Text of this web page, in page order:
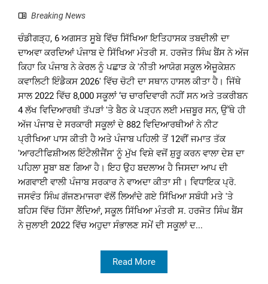
Breaking News
ਚੰਡੀਗੜ੍ਹ, 6 ਅਗਸਤ ਸੂਬੇ ਵਿੱਚ ਸਿੱਖਿਆ ਇਤਿਹਾਸਕ ਤਬਦੀਲੀ ਦਾ
ਦਾਅਵਾ ਕਰਦਿਆਂ ਪੰਜਾਬ ਦੇ ਸਿੱਖਿਆ ਮੰਤਰੀ ਸ. ਹਰਜੋਤ ਸਿੰਘ ਬੈਂਸ ਨੇ ਅੱਜ
ਕਿਹਾ ਕਿ ਪੰਜਾਬ ਨੇ ਕੇਰਲ ਨੂੰ ਪਛਾੜ ਕੇ 'ਨੀਤੀ ਆਯੋਗ ਸਕੂਲ ਐਜੂਕੇਸ਼ਨ
ਕਵਾਲਿਟੀ ਇੰਡੈਕਸ 2026' ਵਿੱਚ ਚੋਟੀ ਦਾ ਸਥਾਨ ਹਾਸਲ ਕੀਤਾ ਹੈ। ਜਿੱਥੇ
ਸਾਲ 2022 ਵਿੱਚ 8,000 ਸਕੂਲਾਂ ‘ਚ ਚਾਰਦਿਵਾਰੀ ਨਹੀਂ ਸਨ ਅਤੇ ਤਕਰੀਬਨ
4 ਲੱਖ ਵਿਦਿਆਰਥੀ ਤੱਪੜਾਂ 'ਤੇ ਬੈਠ ਕੇ ਪੜ੍ਹਨ ਲਈ ਮਜ਼ਬੂਰ ਸਨ, ਉੱਥੇ ਹੀ
ਅੱਜ ਪੰਜਾਬ ਦੇ ਸਰਕਾਰੀ ਸਕੂਲਾਂ ਦੇ 882 ਵਿਦਿਆਰਥੀਆਂ ਨੇ ਨੀਟ
ਪ੍ਰੀਖਿਆ ਪਾਸ ਕੀਤੀ ਹੈ ਅਤੇ ਪੰਜਾਬ ਪਹਿਲੀ ਤੋਂ 12ਵੀਂ ਜਮਾਤ ਤੱਕ
'ਆਰਟੀਫਿਸ਼ੀਅਲ ਇੰਟੈਲੀਜੈਂਸ' ਨੂੰ ਮੁੱਖ ਵਿਸ਼ੇ ਵਜੋਂ ਸ਼ੁਰੂ ਕਰਨ ਵਾਲਾ ਦੇਸ਼ ਦਾ
ਪਹਿਲਾ ਸੂਬਾ ਬਣ ਗਿਆ ਹੈ। ਇਹ ਉਹ ਬਦਲਾਅ ਹੈ ਜਿਸਦਾ ਆਪ ਦੀ
ਅਗਵਾਈ ਵਾਲੀ ਪੰਜਾਬ ਸਰਕਾਰ ਨੇ ਵਾਅਦਾ ਕੀਤਾ ਸੀ। ਵਿਧਾਇਕ ਪ੍ਰੋ.
ਜਸਵੰਤ ਸਿੰਘ ਗੱਜਣਮਾਜਰਾ ਵੱਲੋਂ ਲਿਆਂਦੇ ਗਏ ਸਿੱਖਿਆ ਸਬੰਧੀ ਮਤੇ 'ਤੇ
ਬਹਿਸ ਵਿੱਚ ਹਿੱਸਾ ਲੈਂਦਿਆਂ, ਸਕੂਲ ਸਿੱਖਿਆ ਮੰਤਰੀ ਸ. ਹਰਜੋਤ ਸਿੰਘ ਬੈਂਸ
ਨੇ ਜੁਲਾਈ 2022 ਵਿੱਚ ਅਹੁਦਾ ਸੰਭਾਲਣ ਸਮੇਂ ਦੀ ਸਕੂਲਾਂ ਦ...
Read More